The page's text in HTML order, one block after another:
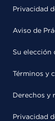
Privacidad
Aviso de
Su elección
Términos y
Derechos y
Privacidad